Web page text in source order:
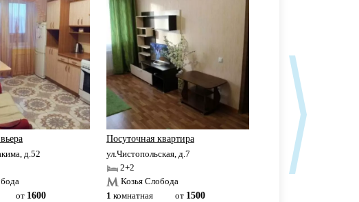
д.52
от 1600
Посуточная квартира
ул.Чистопольская, д.7
2+2
Козья Слобода
1 комнатная от 1500
Аквапарк Ривьера
ул.Чистопольская, д.61Б
2+2